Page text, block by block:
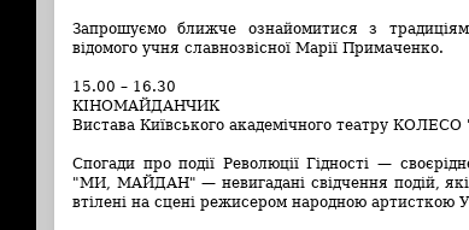
Запрошуємо ближче ознайомитися з
відомого учня славнозвісної Марії Примаченко.
15.00 – 16.30
КІНОМАЙДАНЧИК
Вистава Київського академічного театру
Спогади про події Революції Гідності —
"МИ, МАЙДАН"— невигадані свідчення подій,
втілені на сцені режисером народною артисткою